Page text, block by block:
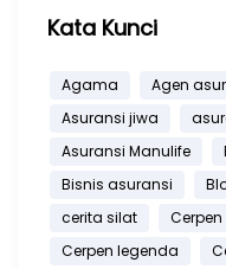
Kata Kunci
Agama Agen
Asuransi jiwa
Asuransi Manulife
Bisnis asuransi
cerita silat
Cerpen
Cerpen legenda